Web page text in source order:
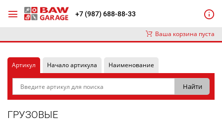
+7 (987) 688-88-33
Ваша корзина пуста
Артикул Начало артикула Наименование
ГРУЗОВЫЕ